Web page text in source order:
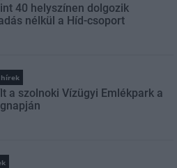
40 helyszínen dolgozik
nélkül a Híd-csoport
hírek
a szolnoki Vízügyi Emlékpark a